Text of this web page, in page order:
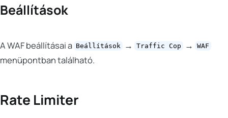
Beállítások
A WAF beállításai a Beállítások → Traffic Cop → WAF
menüpontban található.
Rate Limiter